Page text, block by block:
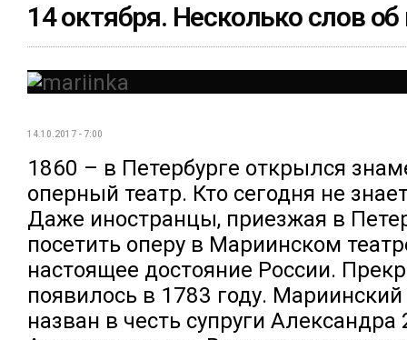
14 октября. Несколько слов об
14.10.2017 - 7:00
1860 – в Петербурге открылся
оперный театр. Кто сегодня не
Даже иностранцы, приезжая в
посетить оперу в Мариинском
настоящее достояние России.
появилось в 1783 году.
назван в честь супруги